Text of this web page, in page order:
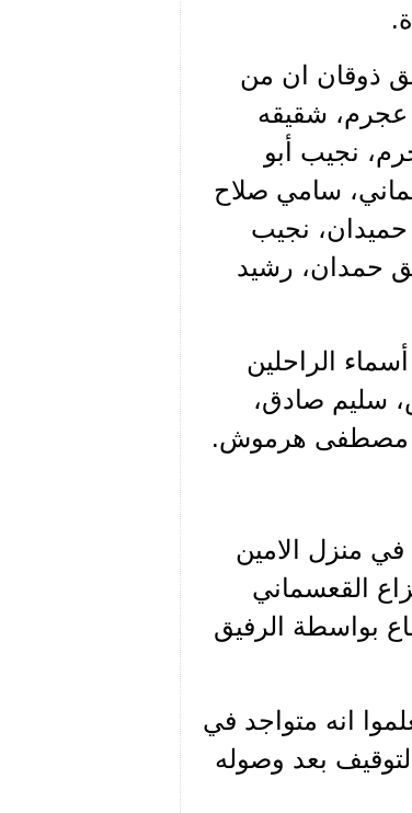
ذوقان ان من
محمد ابو عجرم، شقيقه
نجيب أبو
سامي صلاح
عام 1948 – 1949، رشيد حميدان، نجيب
حمدان، رشيد
الراحلين
سليم صادق،
مصطفى هرموش.
إلى اجتماع هام في منزل الامين
القعسماني
بواسطة الرفيق
انه متواجد في
التوقيف بعد وصوله